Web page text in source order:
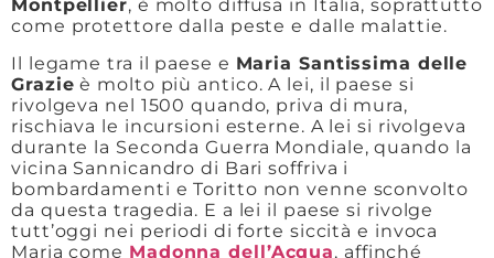
Montpellier, è molto diffusa in Italia, soprattutto
come protettore dalla peste e dalle malattie.
Il legame tra il paese e Maria Santissima delle
Grazie è molto più antico. A lei, il paese si
rivolgeva nel 1500 quando, priva di mura,
rischiava le incursioni esterne. A lei si rivolgeva
durante la Seconda Guerra Mondiale, quando la
vicina Sannicandro di Bari soffriva i
bombardamenti e Toritto non venne sconvolto
da questa tragedia. E a lei il paese si rivolge
tutt’oggi nei periodi di forte siccità e invoca
Maria come Madonna dell’Acqua, affinché